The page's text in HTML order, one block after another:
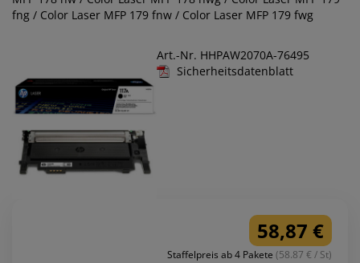
fng / Color Laser MFP 179 fnw / Color Laser MFP 179 fwg
Art.-Nr. HHPAW2070A-76495
Sicherheitsdatenblatt
58,87 €
Staffelpreis ab 4 Pakete (58.87 € / St)